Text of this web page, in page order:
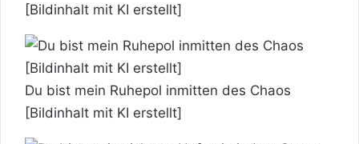
[Bildinhalt mit KI erstellt]
Du bist mein Ruhepol inmitten des Chaos
[Bildinhalt mit KI erstellt]